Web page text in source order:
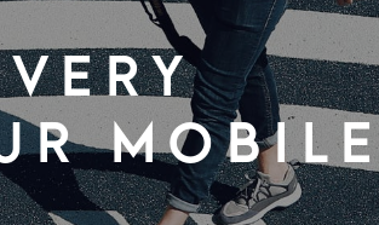
very
mobile